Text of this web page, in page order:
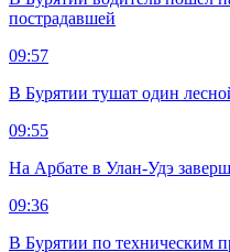
пострадавшей
09:57
В Бурятии тушат один
09:55
На Арбате в Улан-Удэ
09:36
В Бурятии по техническим